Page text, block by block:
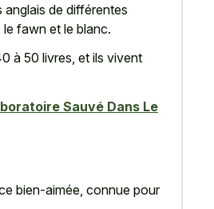
de différentes
fawn et le blanc.
à 50 livres, et ils vivent
Sauvé Dans Le
bien-aimée, connue pour